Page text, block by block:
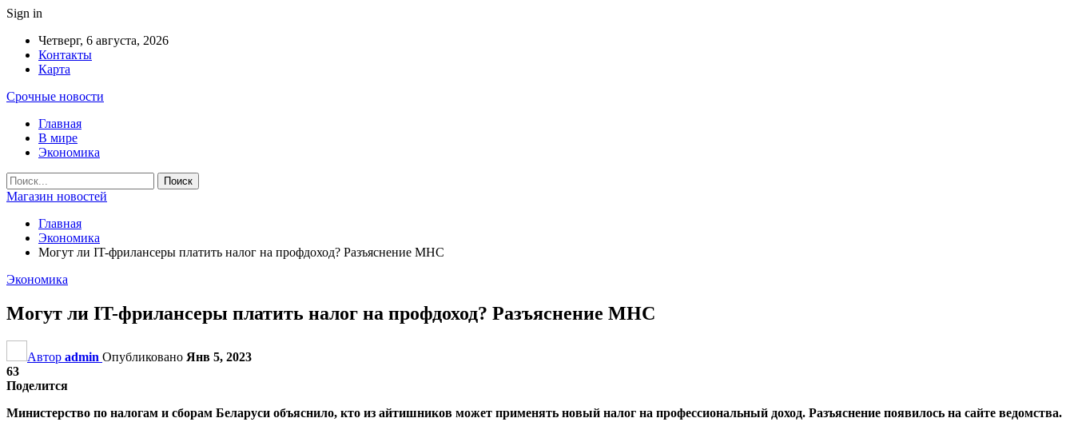
Sign in
Четверг, 6 августа, 2026
Контакты
Карта
Срочные новости
Главная
В мире
Экономика
Магазин новостей
Главная
Экономика
Могут ли IT-фрилансеры платить налог на профдоход? Разъяснение МНС
Экономика
Могут ли IT-фрилансеры платить налог на профдоход? Разъяснение МНС
Автор admin Опубликовано Янв 5, 2023
63
Поделится
Министерство по налогам и сборам Беларуси объяснило, кто из айтишников может применять новый налог на профессиональный доход. Разъяснение появилось на сайте ведомства.